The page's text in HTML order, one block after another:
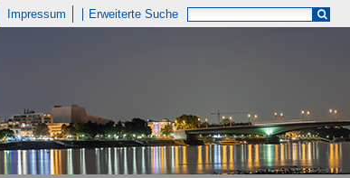
Impressum Erweiterte Suche